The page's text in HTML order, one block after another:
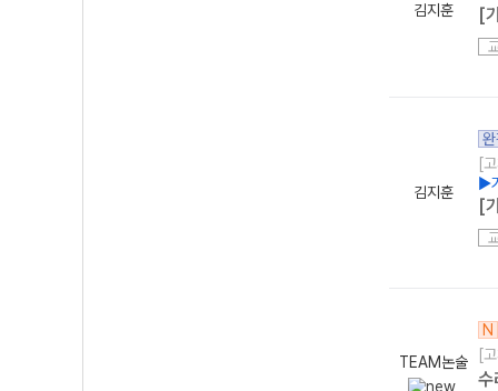
김지훈 [
김지훈
[
▶
[
TEAM논술
N
[
수